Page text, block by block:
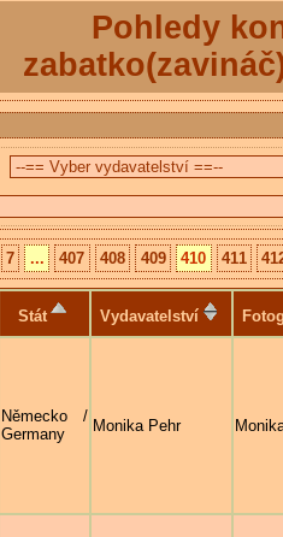
Pohledy
7 ... 407 408 409 410 411
Stát Vydavatelství
Německo /
Germany
Monika Pehr